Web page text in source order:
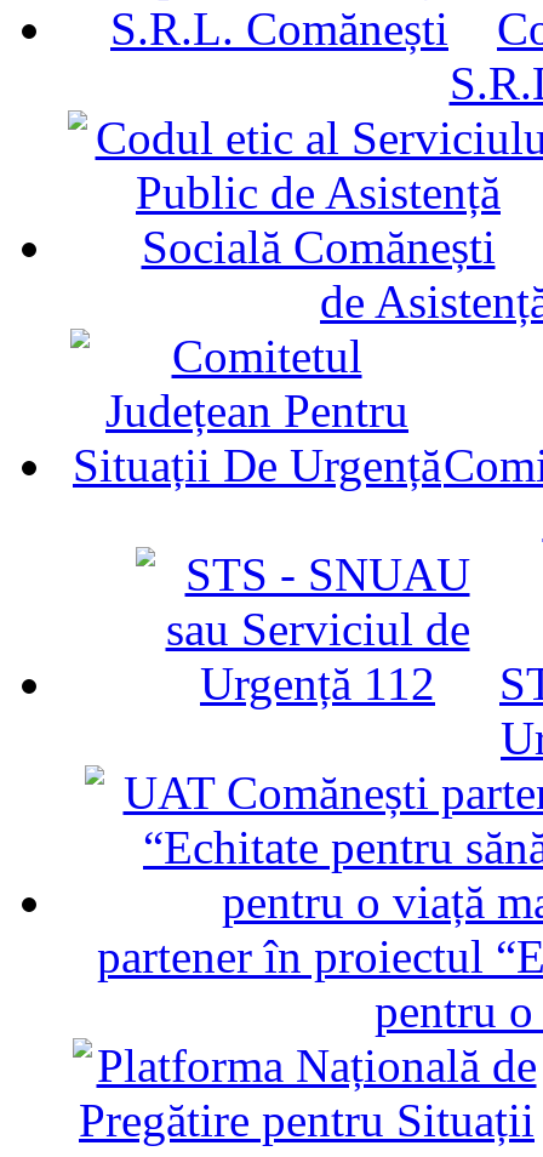
de
partener în proiectul
pentru